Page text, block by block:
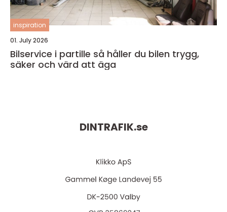
inspiration
01. July 2026
Bilservice i partille så håller du bilen trygg,
säker och värd att äga
DINTRAFIK.se